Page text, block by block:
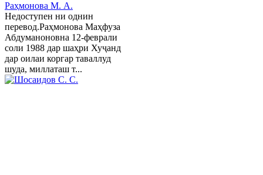
Раҳмонова М. А.
Недоступен ни однин
перевод.Раҳмонова Маҳфуза
Абдуманоновна 12-феврали
соли 1988 дар шаҳри Хуҷанд
дар оилаи коргар таваллуд
шуда, миллаташ т...